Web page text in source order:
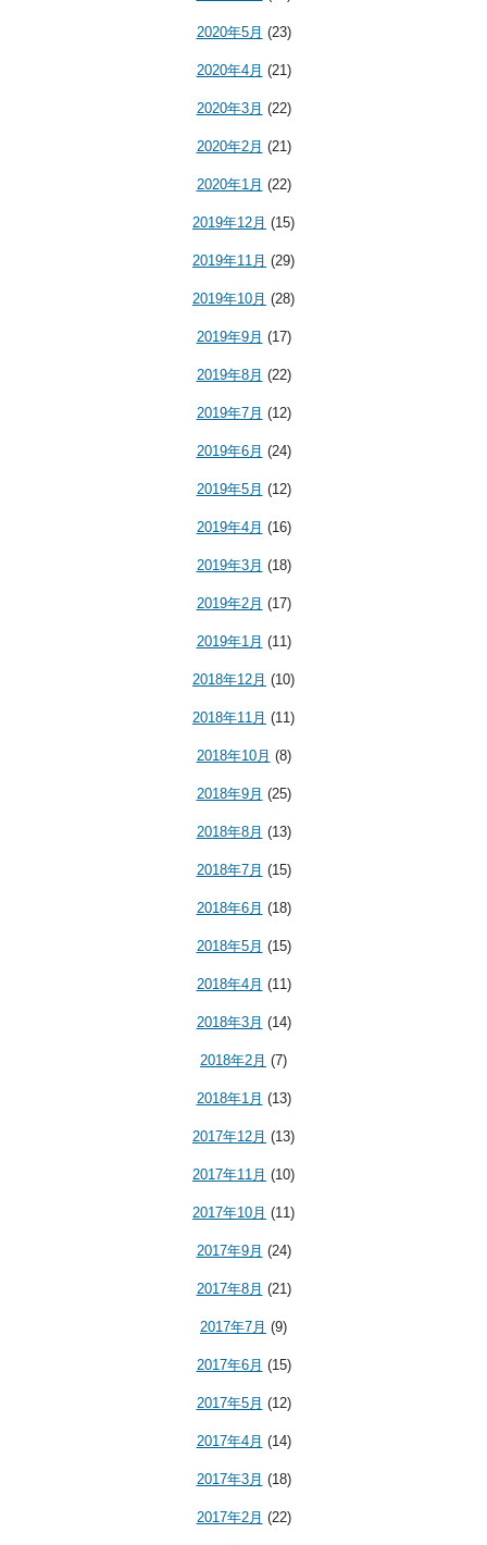
2020年5月 (23)
2020年4月 (21)
2020年3月 (22)
2020年2月 (21)
2020年1月 (22)
2019年12月 (15)
2019年11月 (29)
2019年10月 (28)
2019年9月 (17)
2019年8月 (22)
2019年7月 (12)
2019年6月 (24)
2019年5月 (12)
2019年4月 (16)
2019年3月 (18)
2019年2月 (17)
2019年1月 (11)
2018年12月 (10)
2018年11月 (11)
2018年10月 (8)
2018年9月 (25)
2018年8月 (13)
2018年7月 (15)
2018年6月 (18)
2018年5月 (15)
2018年4月 (11)
2018年3月 (14)
2018年2月 (7)
2018年1月 (13)
2017年12月 (13)
2017年11月 (10)
2017年10月 (11)
2017年9月 (24)
2017年8月 (21)
2017年7月 (9)
2017年6月 (15)
2017年5月 (12)
2017年4月 (14)
2017年3月 (18)
2017年2月 (22)